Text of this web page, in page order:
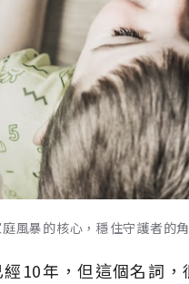
庭風暴的核心，穩住守護者
10年，但這個名詞